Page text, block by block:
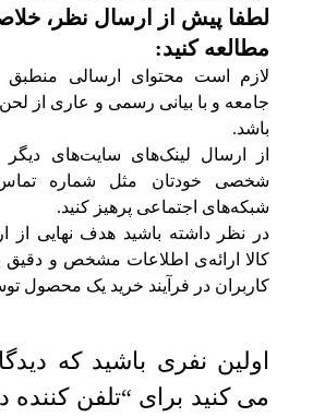
لطفا پیش از ارسال نظر،
مطالعه کنید:
لازم است محتوای ارسالی منطبق
جامعه و با بیانی رسمی و عاری از لحن
باشد.
از ارسال لینک‌های سایت‌های دیگر
شخصی خودتان مثل شماره
شبکه‌های اجتماعی پرهیز کنید.
در نظر داشته باشید هدف نهایی از
کالا ارائه‌ی اطلاعات مشخص و دقیق
کاربران در فرآیند خرید یک محصول
اولین نفری باشید که
می کنید برای “تلفن کننده